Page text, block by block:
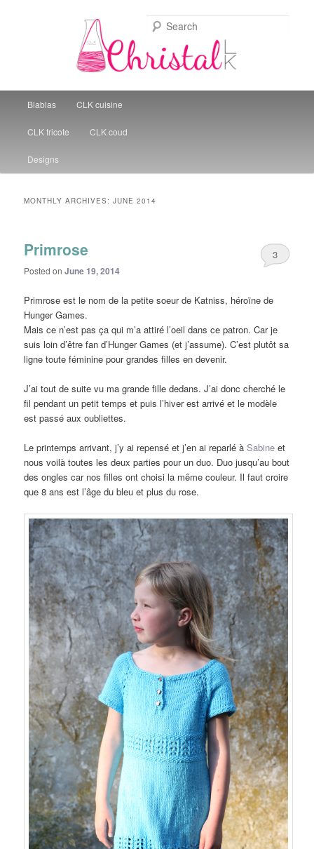
Christal Little Kitchen
Skip to primary content
Skip to secondary content
Blablas CLK cuisine
CLK tricote CLK coud
Designs
MONTHLY ARCHIVES:JUNE 2014
Primrose
Posted onJune 19, 2014
3
Primrose est le nom de la petite soeur de Katniss, héroïne de
Hunger Games.
Mais ce n’est pas ça qui m’a attiré l’oeil dans ce patron. Car je
suis loin d’être fan d’Hunger Games (et j’assume). C’est plutôt sa
ligne toute féminine pour grandes filles en devenir.
J’ai tout de suite vu ma grande fille dedans. J’ai donc cherché le
fil pendant un petit temps et puis l’hiver est arrivé et le modèle
est passé aux oubliettes.
Le printemps arrivant, j’y ai repensé et j’en ai reparlé àSabine et
nous voilà toutes les deux parties pour un duo. Duo jusqu’au bout
des ongles car nos filles ont choisi la même couleur. Il faut croire
que 8 ans est l’âge du bleu et plus du rose.